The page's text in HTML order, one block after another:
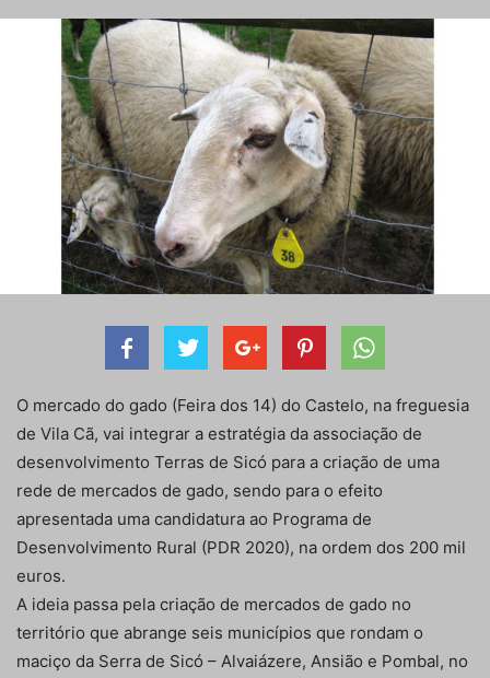
O mercado do gado (Feira dos 14) do Castelo, na freguesia
de Vila Cã, vai integrar a estratégia da associação de
desenvolvimento Terras de Sicó para a criação de uma
rede de mercados de gado, sendo para o efeito
apresentada uma candidatura ao Programa de
Desenvolvimento Rural (PDR 2020), na ordem dos 200 mil
euros.
A ideia passa pela criação de mercados de gado no
território que abrange seis municípios que rondam o
maciço da Serra de Sicó – Alvaiázere, Ansião e Pombal, no